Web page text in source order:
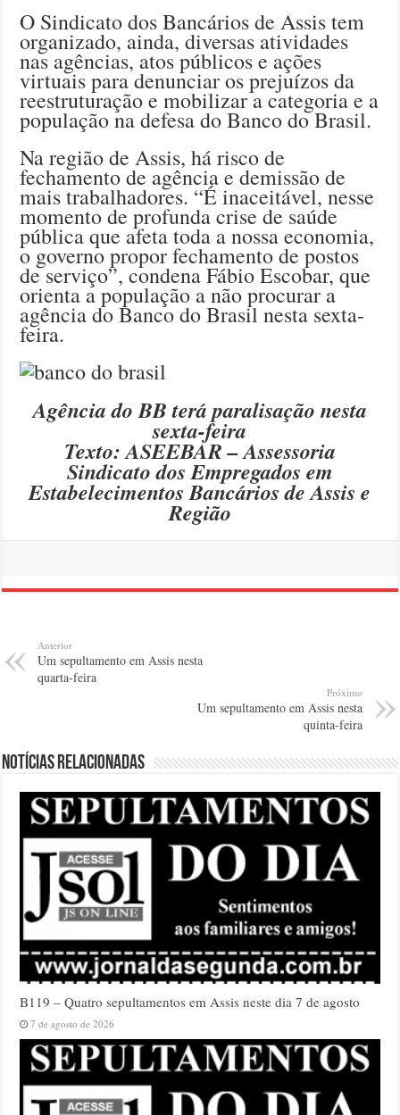
O Sindicato dos Bancários de Assis tem
organizado, ainda, diversas atividades
nas agências, atos públicos e ações
virtuais para denunciar os prejuízos da
reestruturação e mobilizar a categoria e a
população na defesa do Banco do Brasil.
Na região de Assis, há risco de
fechamento de agência e demissão de
mais trabalhadores. “É inaceitável, nesse
momento de profunda crise de saúde
pública que afeta toda a nossa economia,
o governo propor fechamento de postos
de serviço”, condena Fábio Escobar, que
orienta a população a não procurar a
agência do Banco do Brasil nesta sexta-
feira.
Agência do BB terá paralisação nesta
sexta-feira
Texto: ASEEBAR – Assessoria
Sindicato dos Empregados em
Estabelecimentos Bancários de Assis e
Região
Anterior
Um sepultamento em Assis nesta
quarta-feira
Próximo
Um sepultamento em Assis nesta
quinta-feira
Notícias relacionadas
B119 – Quatro sepultamentos em Assis neste dia 7 de agosto
7 de agosto de 2026